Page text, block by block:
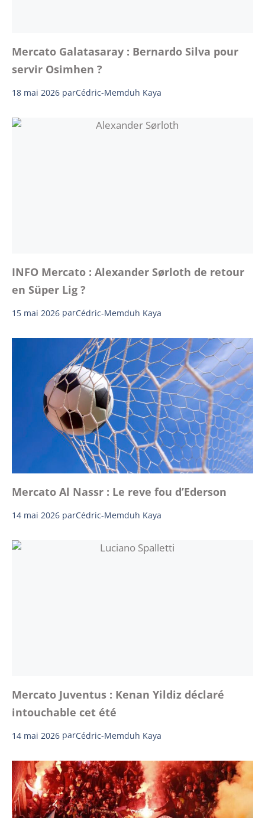
Mercato Galatasaray : Bernardo Silva pour
servir Osimhen ?
18 mai 2026 parCédric-Memduh Kaya
INFO Mercato : Alexander Sørloth de retour
en Süper Lig ?
15 mai 2026 parCédric-Memduh Kaya
Mercato Al Nassr : Le reve fou d’Ederson
14 mai 2026 parCédric-Memduh Kaya
Mercato Juventus : Kenan Yildiz déclaré
intouchable cet été
14 mai 2026 parCédric-Memduh Kaya